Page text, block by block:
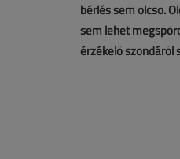
bérlés sem olcsó.
sem lehet
érzékelő szondáról